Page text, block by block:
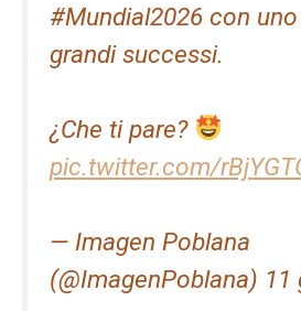
#Mundial2026 con
grandi successi.
¿Che ti pare?
pic.twitter.com/
— Imagen Poblana
(@ImagenPoblana) 11